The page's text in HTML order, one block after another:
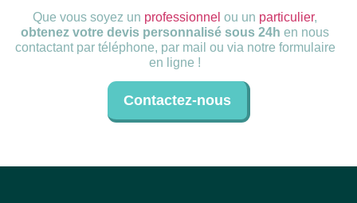
Que vous soyez un professionnel ou un particulier,
obtenez votre devis personnalisé sous 24h en nous
contactant par téléphone, par mail ou via notre formulaire
en ligne !
Contactez-nous